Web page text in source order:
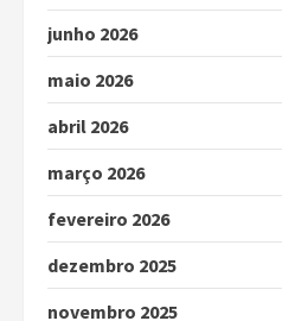
junho 2026
maio 2026
abril 2026
março 2026
fevereiro 2026
dezembro 2025
novembro 2025